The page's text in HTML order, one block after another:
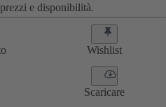
e disponibilità.
Wishlist
Scaricare